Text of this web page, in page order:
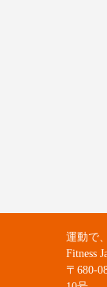
運動で
Fitness
〒680-